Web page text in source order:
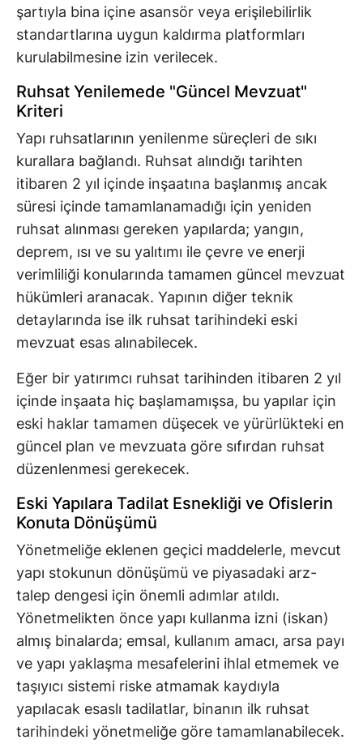
şartıyla bina içine asansör veya erişilebilirlik
standartlarına uygun kaldırma platformları
kurulabilmesine izin verilecek.
Ruhsat Yenilemede "Güncel Mevzuat"
Kriteri
Yapı ruhsatlarının yenilenme süreçleri de sıkı
kurallara bağlandı. Ruhsat alındığı tarihten
itibaren 2 yıl içinde inşaatına başlanmış ancak
süresi içinde tamamlanamadığı için yeniden
ruhsat alınması gereken yapılarda; yangın,
deprem, ısı ve su yalıtımı ile çevre ve enerji
verimliliği konularında tamamen güncel mevzuat
hükümleri aranacak. Yapının diğer teknik
detaylarında ise ilk ruhsat tarihindeki eski
mevzuat esas alınabilecek.
Eğer bir yatırımcı ruhsat tarihinden itibaren 2 yıl
içinde inşaata hiç başlamamışsa, bu yapılar için
eski haklar tamamen düşecek ve yürürlükteki en
güncel plan ve mevzuata göre sıfırdan ruhsat
düzenlenmesi gerekecek.
Eski Yapılara Tadilat Esnekliği ve Ofislerin
Konuta Dönüşümü
Yönetmeliğe eklenen geçici maddelerle, mevcut
yapı stokunun dönüşümü ve piyasadaki arz-
talep dengesi için önemli adımlar atıldı.
Yönetmelikten önce yapı kullanma izni (iskan)
almış binalarda; emsal, kullanım amacı, arsa payı
ve yapı yaklaşma mesafelerini ihlal etmemek ve
taşıyıcı sistemi riske atmamak kaydıyla
yapılacak esaslı tadilatlar, binanın ilk ruhsat
tarihindeki yönetmeliğe göre tamamlanabilecek.